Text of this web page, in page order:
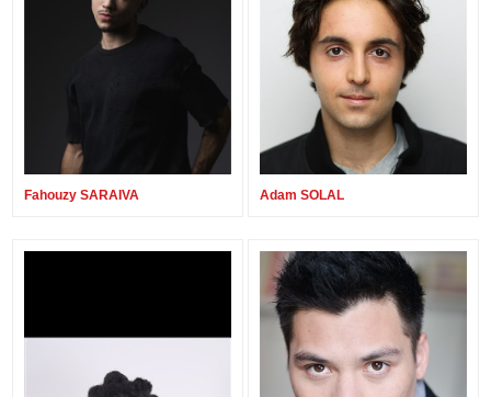
Fahouzy SARAIVA Adam SOLAL